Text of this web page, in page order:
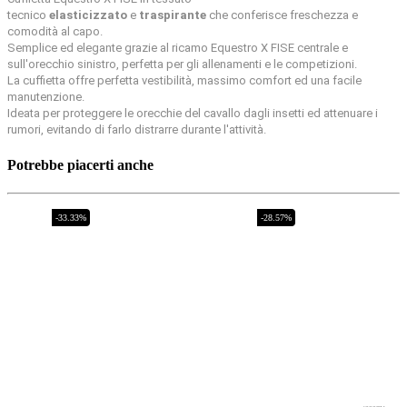
tecnico elasticizzato e traspirante che conferisce freschezza e
comodità al capo.
Semplice ed elegante grazie al ricamo Equestro X FISE centrale e
sull'orecchio sinistro, perfetta per gli allenamenti e le competizioni.
La cuffietta offre perfetta vestibilità, massimo comfort ed una facile
manutenzione.
Ideata per proteggere le orecchie del cavallo dagli insetti ed attenuare i
rumori, evitando di farlo distrarre durante l'attività.
Potrebbe piacerti anche
-33.33% -28.57%